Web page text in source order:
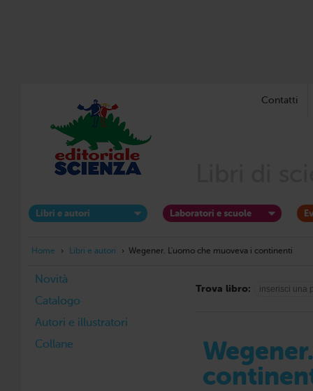
Contatti
Libri e autori Laboratori e scuole
Home › Libri e autori › Wegener. L'uomo che muoveva i continenti
Novità
Catalogo
Autori e illustratori
Collane
Trova libro: